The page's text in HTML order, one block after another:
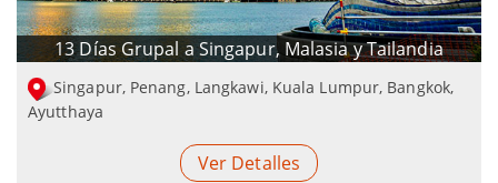
13 Días Grupal a Singapur, Malasia y Tailandia
Singapur, Penang, Langkawi, Kuala Lumpur, Bangkok,
Ayutthaya
Ver Detalles